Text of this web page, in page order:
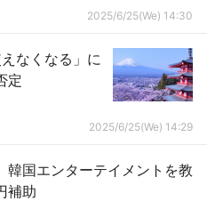
2025/6/25(We) 14:30
なくなる」に
定
2025/6/25(We) 14:29
国エンターテイメントを教
補助